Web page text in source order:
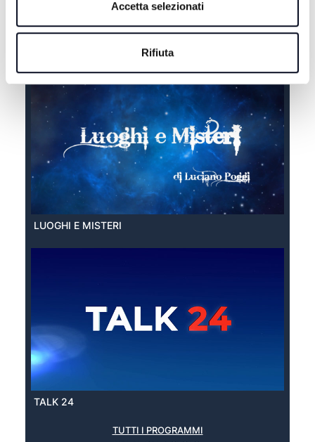
Accetta selezionati
Rifiuta
LUOGHI E MISTERI
TALK 24
TUTTI I PROGRAMMI